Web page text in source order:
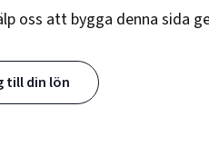
oss att bygga denna sida
till din lön